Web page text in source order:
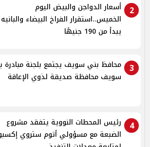
2
أسعار الدواجن والبيض اليوم
الخميس..استقرار الفراخ البيضاء والبانيه
يبدأ من 190 جنيهًا
3
محافظ بني سويف يجتمع بلجنة مبادرة
سويف محافظة صديقة لذوي الإعاقة
4
رئيس المحطات النووية يتفقد مشروع
الضبعة مع مسؤولي أتوم ستروي